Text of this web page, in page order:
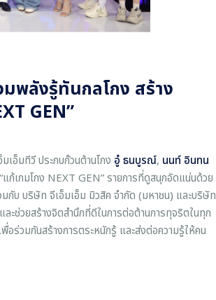
พลังรู้ทันกลโกง สร้าง
GEN”
เอ็มทีวี ประกบก๊วนต้านโกง อู๋ ธนบูรณ์, นนท์ อินทน
ก้เกมโกง NEXT GEN” รายการที่ดูสนุกอัดแน่นด้วย
กับ บริษัท จีเอ็มเอ็ม มิวสิค จำกัด (มหาชน) และบริษัท
ะช่วยสร้างจิตสำนึกที่ดีในการต่อต้านการทุจริตในทุก
ร่วมกันสร้างการตระหนักรู้ และส่งต่อความรู้ให้คน